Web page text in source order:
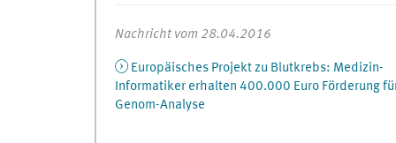
Nachricht vom 28.04.2016
Europäisches Projekt zu Blutkrebs: Medizin-
Informatiker erhalten 400.000 Euro Förderung
Genom-Analyse